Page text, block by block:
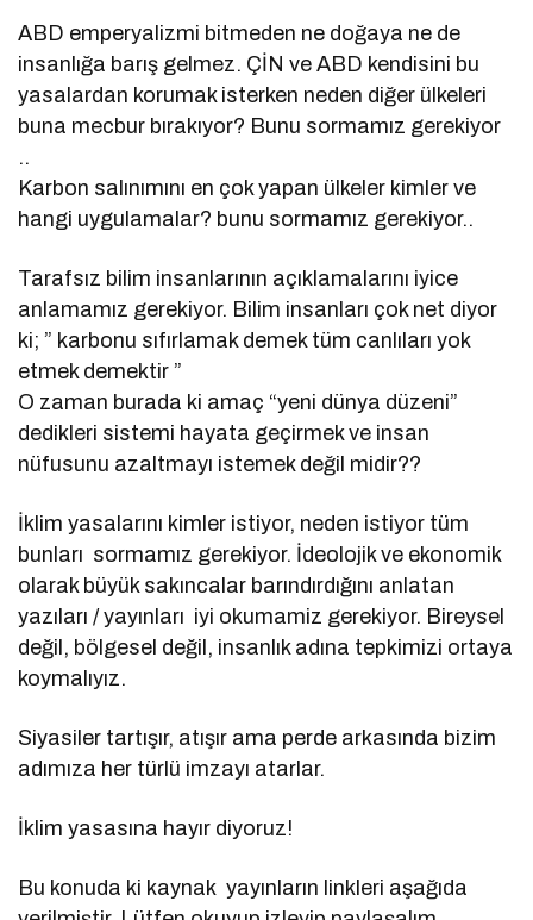
ABD emperyalizmi bitmeden ne doğaya ne de
insanlığa barış gelmez. ÇİN ve ABD kendisini bu
yasalardan korumak isterken neden diğer ülkeleri
buna mecbur bırakıyor? Bunu sormamız gerekiyor
..
Karbon salınımını en çok yapan ülkeler kimler ve
hangi uygulamalar? bunu sormamız gerekiyor..
Tarafsız bilim insanlarının açıklamalarını iyice
anlamamız gerekiyor. Bilim insanları çok net diyor
ki; ” karbonu sıfırlamak demek tüm canlıları yok
etmek demektir ”
O zaman burada ki amaç “yeni dünya düzeni”
dedikleri sistemi hayata geçirmek ve insan
nüfusunu azaltmayı istemek değil midir??
İklim yasalarını kimler istiyor, neden istiyor tüm
bunları sormamız gerekiyor. İdeolojik ve ekonomik
olarak büyük sakıncalar barındırdığını anlatan
yazıları / yayınları iyi okumamiz gerekiyor. Bireysel
değil, bölgesel değil, insanlık adına tepkimizi ortaya
koymalıyız.
Siyasiler tartışır, atışır ama perde arkasında bizim
adımıza her türlü imzayı atarlar.
İklim yasasına hayır diyoruz!
Bu konuda ki kaynak yayınların linkleri aşağıda